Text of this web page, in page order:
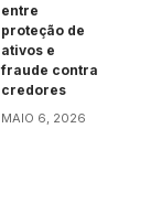
entre
proteção de
ativos e
fraude contra
credores
MAIO 6, 2026